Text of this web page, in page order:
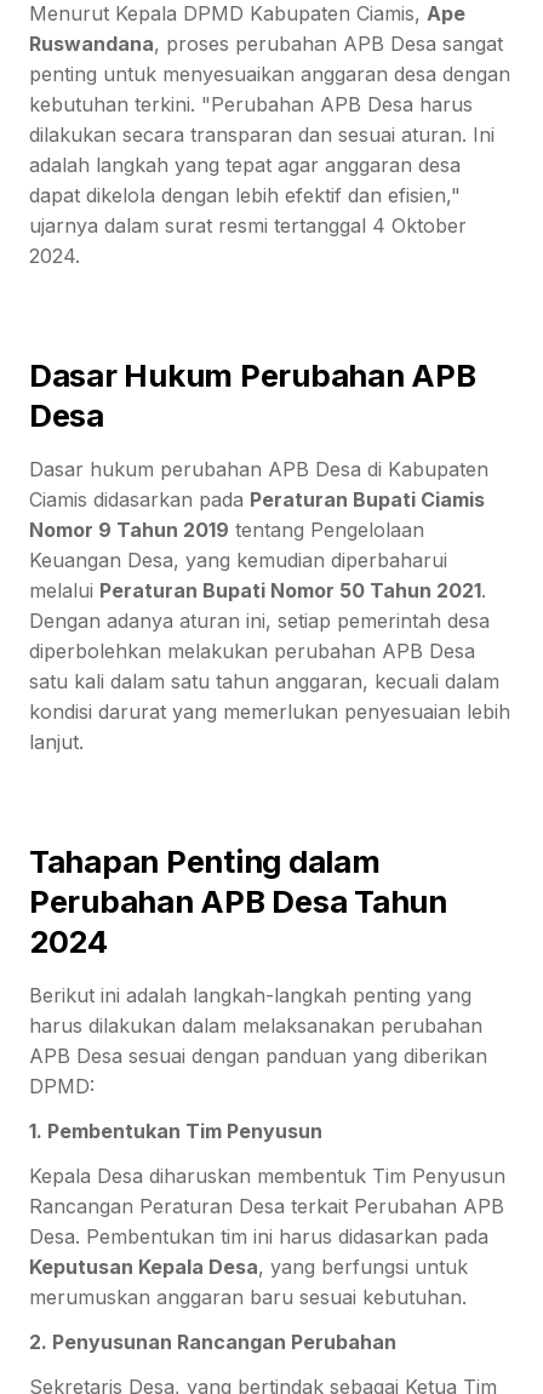
Menurut Kepala DPMD Kabupaten Ciamis, Ape
Ruswandana, proses perubahan APB Desa sangat
penting untuk menyesuaikan anggaran desa dengan
kebutuhan terkini. "Perubahan APB Desa harus
dilakukan secara transparan dan sesuai aturan. Ini
adalah langkah yang tepat agar anggaran desa
dapat dikelola dengan lebih efektif dan efisien,"
ujarnya dalam surat resmi tertanggal 4 Oktober
2024.
Dasar Hukum Perubahan APB
Desa
Dasar hukum perubahan APB Desa di Kabupaten
Ciamis didasarkan pada Peraturan Bupati Ciamis
Nomor 9 Tahun 2019 tentang Pengelolaan
Keuangan Desa, yang kemudian diperbaharui
melalui Peraturan Bupati Nomor 50 Tahun 2021.
Dengan adanya aturan ini, setiap pemerintah desa
diperbolehkan melakukan perubahan APB Desa
satu kali dalam satu tahun anggaran, kecuali dalam
kondisi darurat yang memerlukan penyesuaian lebih
lanjut.
Tahapan Penting dalam
Perubahan APB Desa Tahun
2024
Berikut ini adalah langkah-langkah penting yang
harus dilakukan dalam melaksanakan perubahan
APB Desa sesuai dengan panduan yang diberikan
DPMD:
1. Pembentukan Tim Penyusun
Kepala Desa diharuskan membentuk Tim Penyusun
Rancangan Peraturan Desa terkait Perubahan APB
Desa. Pembentukan tim ini harus didasarkan pada
Keputusan Kepala Desa, yang berfungsi untuk
merumuskan anggaran baru sesuai kebutuhan.
2. Penyusunan Rancangan Perubahan
Sekretaris Desa, yang bertindak sebagai Ketua Tim